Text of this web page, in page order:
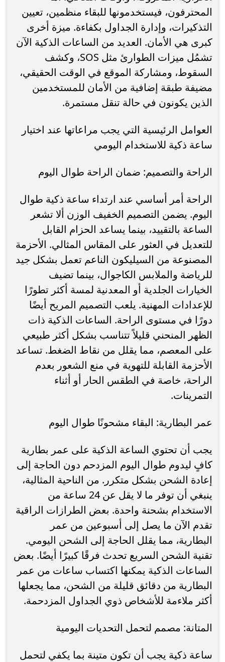
المحترفون، فيستخدمونها للبقاء منظمين، تعيين
التذكيرات، وإدارة الجداول بكفاءة. ميزة أخرى
كبرى هي الأمان. العديد من الساعات الذكية الآن
تشمُل ميزات الطوارئ مثل SOS، وكشف
السقوط، ومشاركة الموقع في الوقت الحقيقي،
مضيفة طبقة إضافية من الأمان للمستخدمين
الذين يكونون في حالة تنقل مستمرة.
العوامل الرئيسية التي يجب مراعاتها عند اختيار
ساعة ذكية للاستخدام اليومي
الراحة والتصميم: ضمان الراحة طوال اليوم
الراحة أمر أساسي عند ارتداء ساعة ذكية طوال
اليوم. يضمن التصميم الخفيف الوزن ألا تشعر
الساعة بالتقييد، بينما يساعد الحزام القابل
للتعديل في العثور على المقاس المثالي. الأحزمة
المصنوعة من السيليكون الناعم تعمل بشكل جيد
للرياضة والملابس الكاجوال، بينما تضيف
الخيارات الجلدية أو المعدنية لمسة أكثر تطورًا
للإعدادات المهنية. يلعب التصميم المريح أيضًا
دورًا في مستوى الراحة. الساعات الذكية ذات
الظهر المنحني قليلاً تتناسب بشكل أكثر طبيعي
على المعصم، مما يقلل من نقاط الضغط. تساعد
الأحزمة القابلة للتهوية في منع الشعور بعدم
الراحة، خاصة في الطقس الحار أو أثناء
التمرينات.
عمر البطارية: البقاء مشحونًا طوال اليوم
يجب أن تحتوي الساعة الذكية على عمر بطارية
كافٍ ليدوم طوال اليوم المزدحم دون الحاجة إلى
إعادة الشحن بشكل متكرر. من الناحية المثالية،
ينبغي أن توفر ما لا يقل عن 24 ساعة من
الاستخدام بشحنة واحدة. بعض الطرازات الراقية
تقدم الآن ما يصل إلى أسبوعين من عمر
البطارية، مما يقلل الحاجة إلى الشحن اليومي.
تقنية الشحن السريع تحدث فرقًا كبيرًا أيضًا. بعض
الساعات الذكية يمكنها اكتساب ساعات من عمر
البطارية من دقائق قليلة من الشحن، مما يجعلها
أكثر ملاءمة للأشخاص ذوي الجداول المزدحمة.
المتانة: مصمم لتحمل التحديات اليومية
ساعة ذكية يجب أن تكون متينة بما يكفي لتحمل